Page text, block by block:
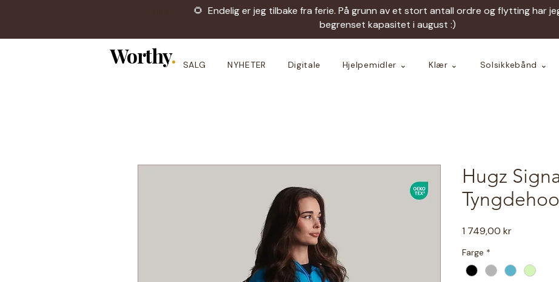
🌻 Endelig er jeg tilbake fra ferie. På grunn av et stort antall ordre og flytting har
begrenset kapasitet i august :)
Worthy. SALG NYHETER Digitale Hjelpemidler ⌄ Klær ⌄ Solsikkebånd ⌄
Hugz
1 749,00 krPris
Farge *